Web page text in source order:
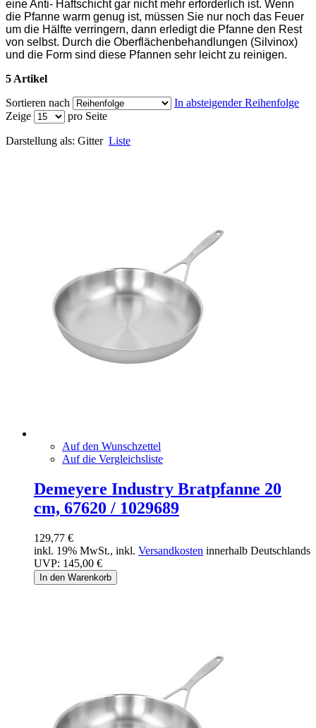
eine Anti- Haftschicht gar nicht mehr erforderlich ist. Wenn
die Pfanne warm genug ist, müssen Sie nur noch das Feuer
um die Hälfte verringern, dann erledigt die Pfanne den Rest
von selbst. Durch die Oberflächenbehandlungen (Silvinox)
und die Form sind diese Pfannen sehr leicht zu reinigen.
5 Artikel
Sortieren nach
In absteigender Reihenfolge
Zeige
pro Seite
Darstellung als: Gitter Liste
Auf den Wunschzettel
Auf die Vergleichsliste
Demeyere Industry Bratpfanne 20
cm, 67620 / 1029689
129,77 €
inkl. 19% MwSt., inkl. Versandkosten innerhalb Deutschlands
UVP: 145,00 €
In den Warenkorb